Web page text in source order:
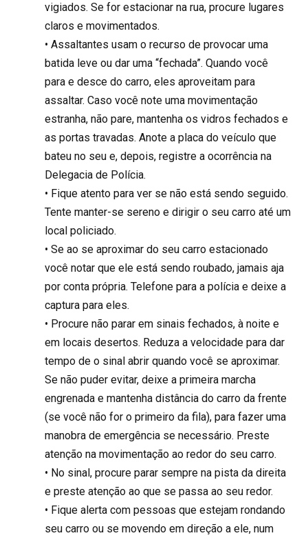
vigiados. Se for estacionar na rua, procure lugares
claros e movimentados.
• Assaltantes usam o recurso de provocar uma
batida leve ou dar uma “fechada”. Quando você
para e desce do carro, eles aproveitam para
assaltar. Caso você note uma movimentação
estranha, não pare, mantenha os vidros fechados e
as portas travadas. Anote a placa do veículo que
bateu no seu e, depois, registre a ocorrência na
Delegacia de Polícia.
• Fique atento para ver se não está sendo seguido.
Tente manter-se sereno e dirigir o seu carro até um
local policiado.
• Se ao se aproximar do seu carro estacionado
você notar que ele está sendo roubado, jamais aja
por conta própria. Telefone para a polícia e deixe a
captura para eles.
• Procure não parar em sinais fechados, à noite e
em locais desertos. Reduza a velocidade para dar
tempo de o sinal abrir quando você se aproximar.
Se não puder evitar, deixe a primeira marcha
engrenada e mantenha distância do carro da frente
(se você não for o primeiro da fila), para fazer uma
manobra de emergência se necessário. Preste
atenção na movimentação ao redor do seu carro.
• No sinal, procure parar sempre na pista da direita
e preste atenção ao que se passa ao seu redor.
• Fique alerta com pessoas que estejam rondando
seu carro ou se movendo em direção a ele, num